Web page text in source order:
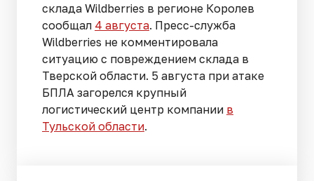
склада Wildberries в регионе Королев
сообщал 4 августа. Пресс-служба
Wildberries не комментировала
ситуацию с повреждением склада в
Тверской области. 5 августа при атаке
БПЛА загорелся крупный
логистический центр компании в
Тульской области.